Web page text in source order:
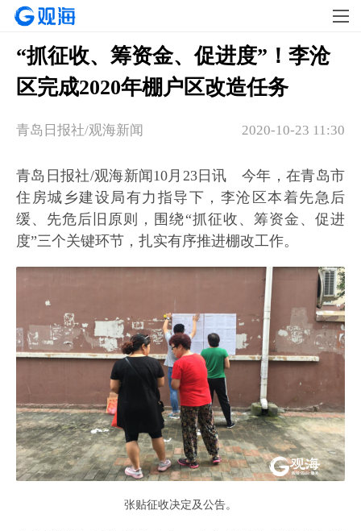
“抓征收、筹资金、促进度”！李沧
区完成2020年棚户区改造任务
2020-10-23 11:30
青岛日报社/观海新闻
青岛日报社/观海新闻10月23日讯 今年，在青岛市
住房城乡建设局有力指导下，李沧区本着先急后
缓、先危后旧原则，围绕“抓征收、筹资金、促进
度”三个关键环节，扎实有序推进棚改工作。
张贴征收决定及公告。